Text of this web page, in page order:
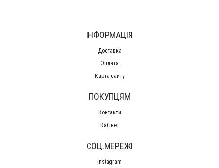
ІНФОРМАЦІЯ
Доставка
Оплата
Карта сайту
ПОКУПЦЯМ
Контакти
Кабінет
СОЦ.МЕРЕЖІ
Instagram